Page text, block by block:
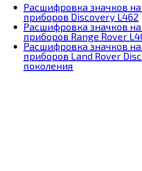
Расшифровка значков
приборов Discovery L462
Расшифровка значков
приборов Range Rover
Расшифровка значков
приборов Land Rover
поколения